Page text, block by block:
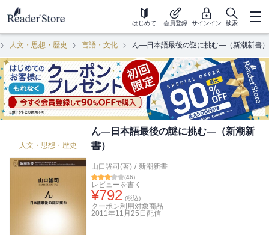
はじめて 会員登録 サインイン 検索
人文・思想・歴史 言語・文化 ん―日本語最後の謎に挑む―（新潮新書）
人文・思想・歴史
ん―日本語最後の謎に挑む―（新潮新
書）
山口謠司(著) / 新潮新書
(46)
レビューを書く
¥792 (税込)
クーポン利用対象商品
2011年11月25日 配信